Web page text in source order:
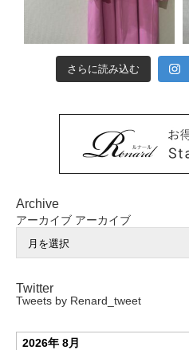
さらに読み込む
Archive
アーカイブ アーカイブ
Twitter
Tweets by Renard_tweet
2026年 8月